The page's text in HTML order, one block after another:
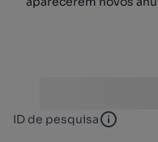
ID de pesquisa ID de